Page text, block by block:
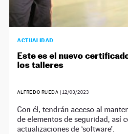
ACTUALIDAD
Este es el nuevo
los talleres
ALFREDO RUEDA | 12/03/2023
Con él, tendrán acceso al
de elementos de seguridad, así
actualizaciones de ‘software’.